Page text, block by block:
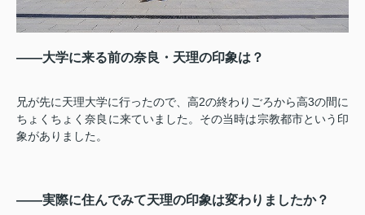
――大学に来る前の奈良・天理の印象は？
兄が先に天理大学に行ったので、高2の終わりごろから高3の間に
ちょくちょく奈良に来ていました。その当時は宗教都市という印
象がありました。
――実際に住んでみて天理の印象は変わりましたか？